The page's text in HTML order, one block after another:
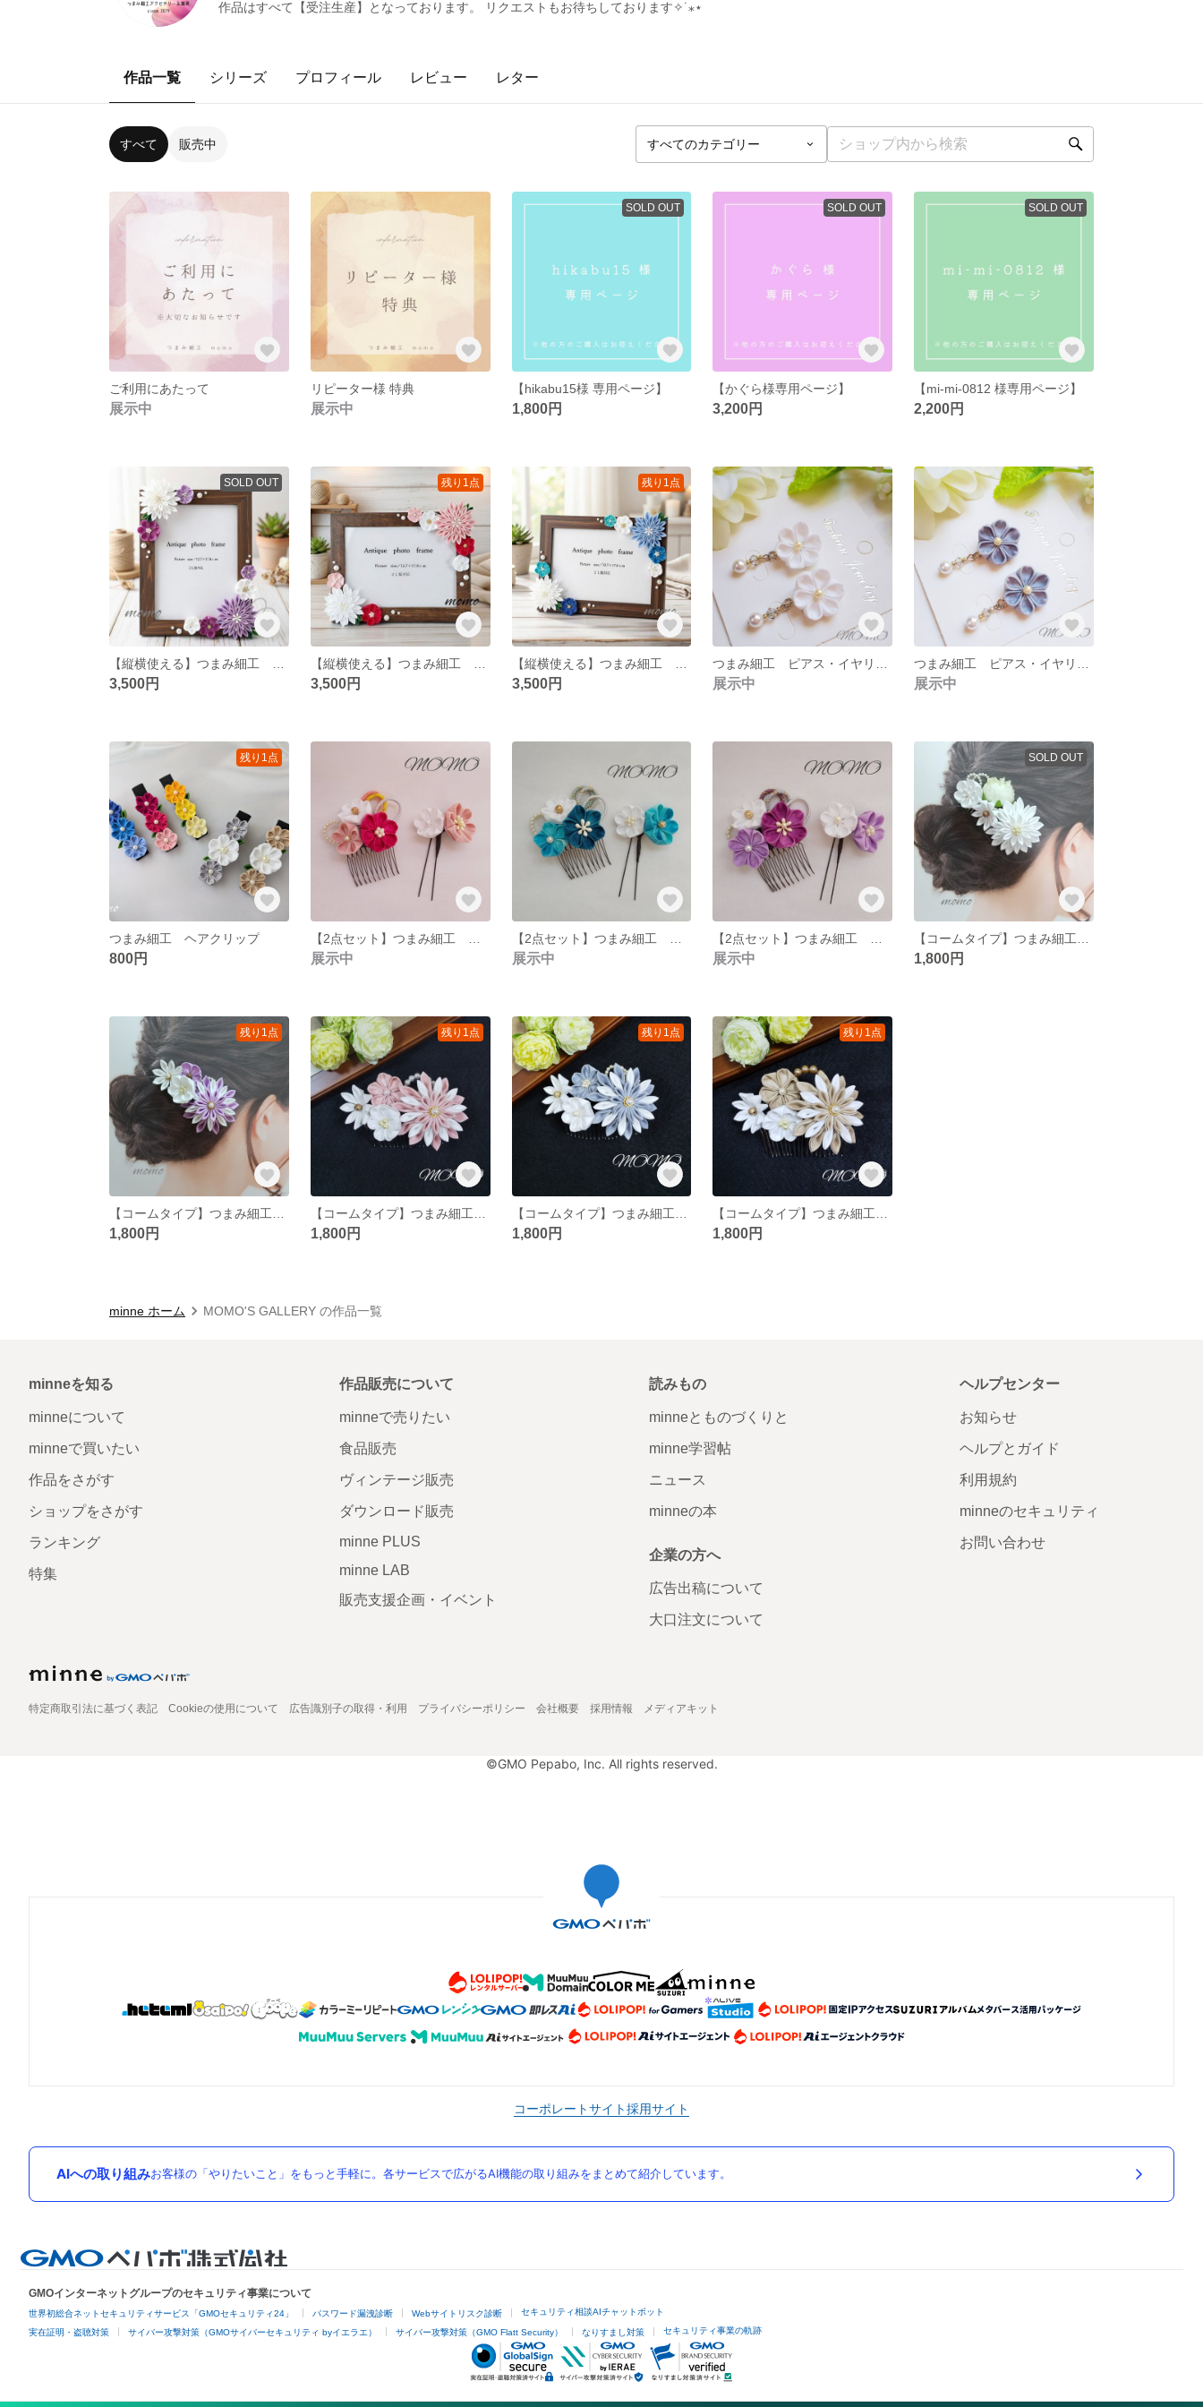
作品はすべて【受注生産】となっております。 リクエストもお待ちしております✧˙⁎⋆
作品一覧 シリーズ プロフィール レビュー レター
すべて 販売中
ご利用にあたって
展示中
リピーター様 特典
展示中
SOLD OUT
【hikabu15様 専用ページ】
1,800円
SOLD OUT
【かぐら様専用ページ】
3,200円
SOLD OUT
【mi-mi-0812 様専用ページ】
2,200円
SOLD OUT
3,500円
残り1点
3,500円
残り1点
3,500円 展示中 展示中
残り1点
つまみ細工 ヘアクリップ
800円 展示中 展示中 展示中
SOLD OUT
1,800円
残り1点
1,800円
残り1点
1,800円
残り1点
1,800円
残り1点
1,800円
minne ホーム MOMO'S GALLERY の作品一覧
minneを知る
minneについて
minneで買いたい
作品をさがす
ショップをさがす
ランキング
特集
作品販売について
minneで売りたい
食品販売
ヴィンテージ販売
ダウンロード販売
minne PLUS
minne LAB
販売支援企画・イベント
読みもの
minneとものづくりと
minne学習帖
ニュース
minneの本
企業の方へ
広告出稿について
大口注文について
ヘルプセンター
お知らせ
ヘルプとガイド
利用規約
minneのセキュリティ
お問い合わせ
特定商取引法に基づく表記 Cookieの使用について 広告識別子の取得・利用 プライバシーポリシー 会社概要 採用情報 メディアキット
©GMO Pepabo, Inc. All rights reserved.
コーポレートサイト採用サイト
AIへの取り組みお客様の「やりたいこと」をもっと手軽に。各サービスで広がるAI機能の取り組みをまとめて紹介しています。
GMOインターネットグループのセキュリティ事業について
世界初総合ネットセキュリティサービス「GMOセキュリティ24」 パスワード漏洩診断 Webサイトリスク診断 セキュリティ相談AIチャットボット
実在証明・盗聴対策 サイバー攻撃対策（GMOサイバーセキュリティ byイエラエ） サイバー攻撃対策（GMO Flatt Security） なりすまし対策 セキュリティ事業の軌跡